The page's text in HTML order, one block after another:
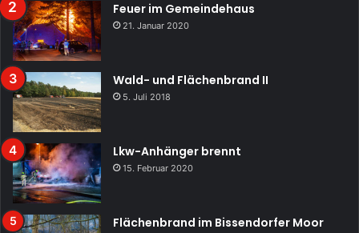
Feuer im Gemeindehaus
21. Januar 2020
Wald- und Flächenbrand II
5. Juli 2018
Lkw-Anhänger brennt
15. Februar 2020
Flächenbrand im Bissendorfer Moor